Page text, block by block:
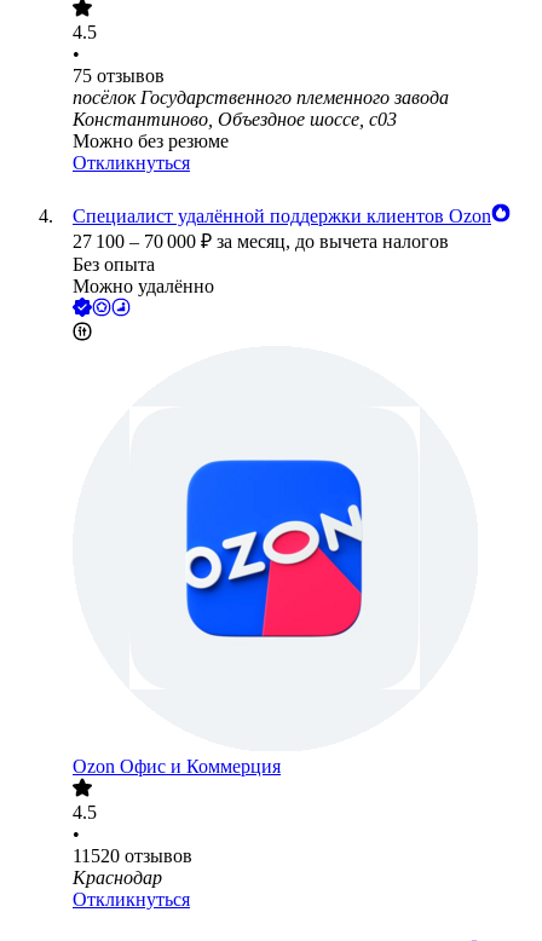
4.5
•
75 отзывов
посёлок Государственного племенного завода
Константиново, Объездное шоссе, с03
Можно без резюме
Откликнуться
Специалист удалённой поддержки клиентов Ozon
27 100 – 70 000 ₽ за месяц, до вычета налогов
Без опыта
Можно удалённо
Ozon Офис и Коммерция
4.5
•
11520 отзывов
Краснодар
Откликнуться